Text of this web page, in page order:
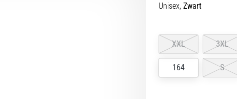
Unisex, Zwart
XXL 3XL
164 S